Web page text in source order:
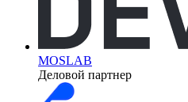
MOSLAB
Деловой партнер